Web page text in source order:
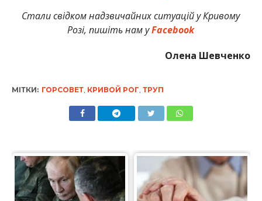
Стали свідком надзвичайних ситуацій у Кривому
Розі, пишіть нам уFacebook
Олена Шевченко
МІТКИ: ГОРСОВЕТ, КРИВОЙ РОГ, ТРУП